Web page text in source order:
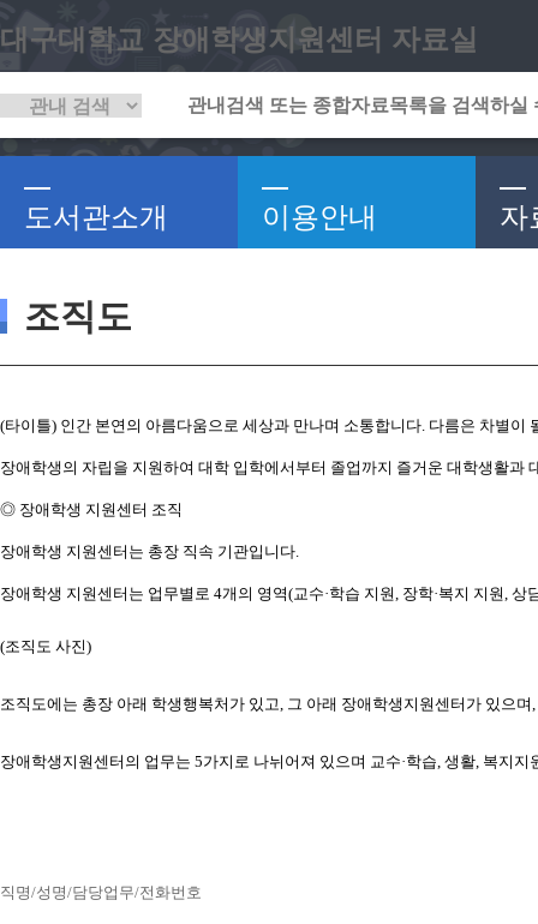
대구대학교 장애학생지원센터 자료실
도서관소개 이용안내 자
조직도
(타이틀) 인간 본연의 아름다움으로 세상과 만나며 소통합니다. 다름은 차별이
장애학생의 자립을 지원하여 대학 입학에서부터 졸업까지 즐거운 대학생활과
◎ 장애학생 지원센터 조직
장애학생 지원센터는 총장 직속 기관입니다.
장애학생 지원센터는 업무별로 4개의 영역(교수·학습 지원, 장학·복지 지원, 상
(조직도 사진)
조직도에는 총장 아래 학생행복처가 있고, 그 아래 장애학생지원센터가 있으
장애학생지원센터의 업무는 5가지로 나뉘어져 있으며 교수·학습, 생활, 복지
직명/성명/담당업무/전화번호